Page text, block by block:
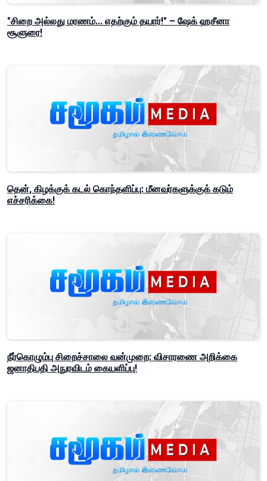
"சிறை அல்லது மரணம்... எதற்கும் தயார்!" – ஷேக் ஹசீனா
சூளுரை!
தென், கிழக்குக் கடல் கொந்தளிப்பு: மீனவர்களுக்குக் கடும்
எச்சரிக்கை!
நீர்கொழும்பு சிறைச்சாலை வன்முறை: விசாரணை அறிக்கை
ஜனாதிபதி அநுரவிடம் கையளிப்பு!